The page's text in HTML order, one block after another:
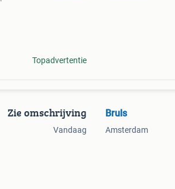
Topadvertentie
Zie omschrijving
Vandaag
Bruls
Amsterdam